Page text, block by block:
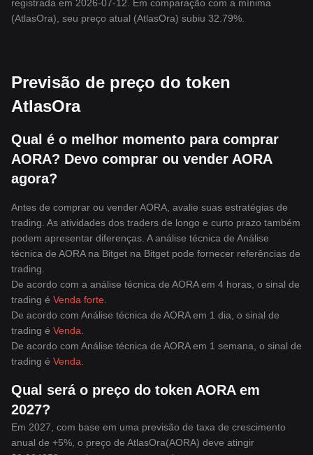
registrada em 2026-07-12. Em comparação com a mínima
(AtlasOra), seu preço atual (AtlasOra) subiu 32.79%.
Previsão de preço do token
AtlasOra
Qual é o melhor momento para comprar
AORA? Devo comprar ou vender AORA
agora?
Antes de comprar ou vender AORA, avalie suas estratégias de
trading. As atividades dos traders de longo e curto prazo também
podem apresentar diferenças. A análise técnica de Análise
técnica de AORA na Bitget na Bitget pode fornecer referências de
trading.
De acordo com a análise técnica de AORA em 4 horas, o sinal de
trading é Venda forte
De acordo com Análise técnica de AORA em 1 dia, o sinal de
trading é Venda
De acordo com Análise técnica de AORA em 1 semana, o sinal de
trading é Venda
Qual será o preço do token AORA em
2027?
Em 2027, com base em uma previsão de taxa de crescimento
anual de +5%, o preço de AtlasOra(AORA) deve atingir